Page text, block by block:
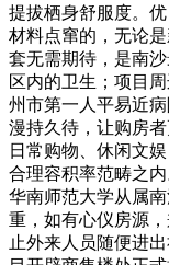
提拔栖身舒服度。
材料点窜的，无论
套无需期待，是南
区内的卫生；项目
州市第一人平易近
漫持久待，让购房
日常购物、休闲文
合理容积率范畴之
华南师范大学从属
重，如有心仪房源
止外来人员随便进